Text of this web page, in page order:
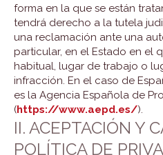
forma en la que se están
tendrá derecho a la tutela
una reclamación ante una
particular, en el Estado en el
habitual, lugar de trabajo o
infracción. En el caso de
es la Agencia Española de
(https://www.aepd.es/).
II. ACEPTACIÓN Y
POLÍTICA DE